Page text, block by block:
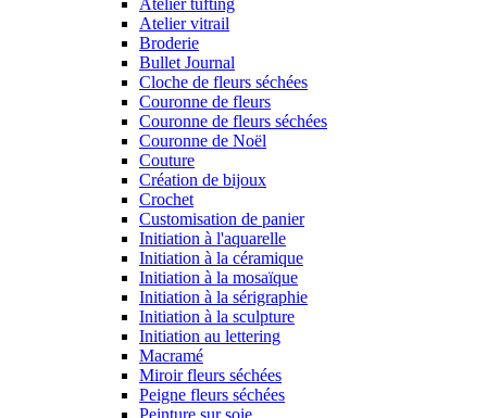
Atelier tufting
Atelier vitrail
Broderie
Bullet Journal
Cloche de fleurs séchées
Couronne de fleurs
Couronne de fleurs séchées
Couronne de Noël
Couture
Création de bijoux
Crochet
Customisation de panier
Initiation à l'aquarelle
Initiation à la céramique
Initiation à la mosaïque
Initiation à la sérigraphie
Initiation à la sculpture
Initiation au lettering
Macramé
Miroir fleurs séchées
Peigne fleurs séchées
Peinture sur soie